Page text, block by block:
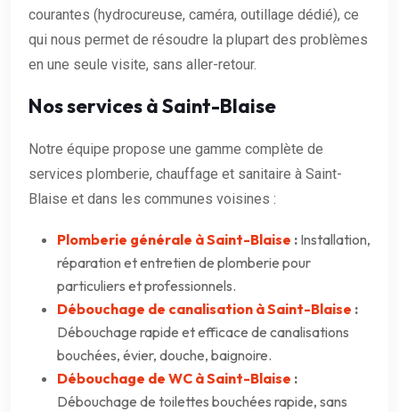
courantes (hydrocureuse, caméra, outillage dédié), ce
qui nous permet de résoudre la plupart des problèmes
en une seule visite, sans aller-retour.
Nos services à Saint-Blaise
Notre équipe propose une gamme complète de
services plomberie, chauffage et sanitaire à Saint-
Blaise et dans les communes voisines :
Plomberie générale à Saint-Blaise : Installation,
réparation et entretien de plomberie pour
particuliers et professionnels.
Débouchage de canalisation à Saint-Blaise :
Débouchage rapide et efficace de canalisations
bouchées, évier, douche, baignoire.
Débouchage de WC à Saint-Blaise :
Débouchage de toilettes bouchées rapide, sans